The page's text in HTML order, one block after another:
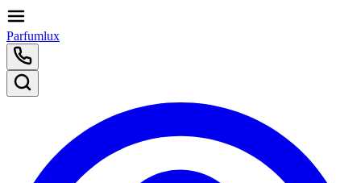
Parfumlux